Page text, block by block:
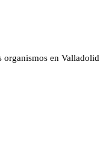
en Valladolid